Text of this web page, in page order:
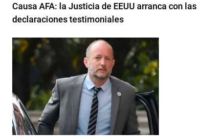
Causa AFA: la Justicia de EEUU arranca con las
declaraciones testimoniales